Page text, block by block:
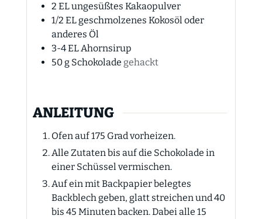
2 ELungesüßtes Kakaopulver
1/2 ELgeschmolzenes Kokosöl oder
anderes Öl
3-4ELAhornsirup
50g Schokolade gehackt
ANLEITUNG
Ofen auf 175 Grad vorheizen.
Alle Zutaten bis auf die Schokolade in
einer Schüssel vermischen.
Auf ein mit Backpapier belegtes
Backblech geben, glatt streichen und 40
bis 45 Minuten backen. Dabei alle 15